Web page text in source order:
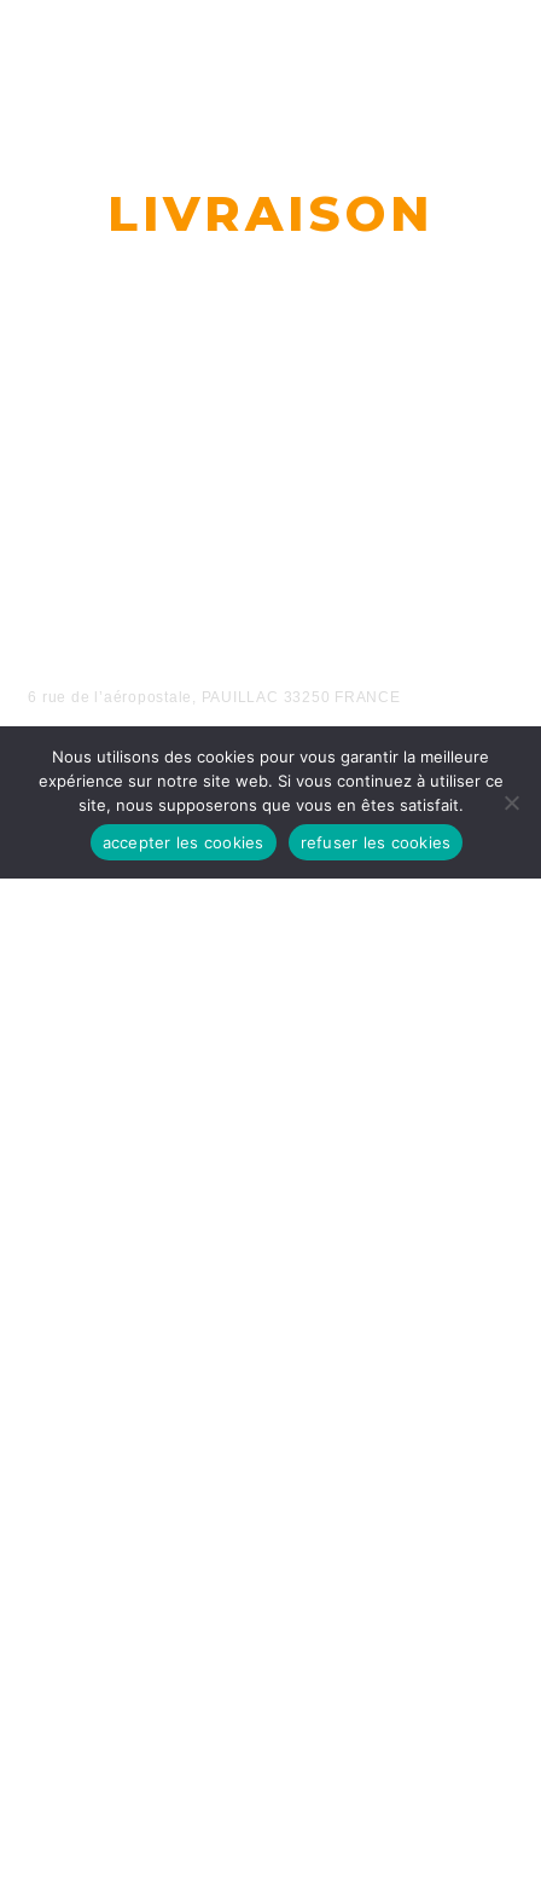
LIVRAISON
6 rue de l’aéropostale, PAUILLAC 33250 FRANCE
Nous utilisons des cookies pour vous garantir la meilleure
expérience sur notre site web. Si vous continuez à utiliser ce
site, nous supposerons que vous en êtes satisfait.
accepter les cookies
refuser les cookies